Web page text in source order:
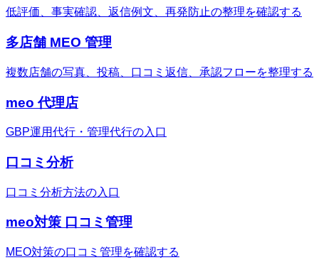
低評価、事実確認、返信例文、再発防止の整理を確認する
多店舗 MEO 管理
複数店舗の写真、投稿、口コミ返信、承認フローを整理する
meo 代理店
GBP運用代行・管理代行の入口
口コミ分析
口コミ分析方法の入口
meo対策 口コミ管理
MEO対策の口コミ管理を確認する